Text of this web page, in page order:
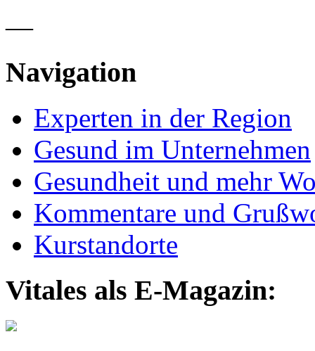
—
Navigation
Experten in der Region
Gesund im Unternehmen
Gesundheit und mehr
Kommentare und
Kurstandorte
Vitales als E-Magazin: